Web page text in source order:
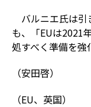
バルニエ氏は
も、「EUは2021
処すべく準備を強
（安田啓）
（EU、英国）